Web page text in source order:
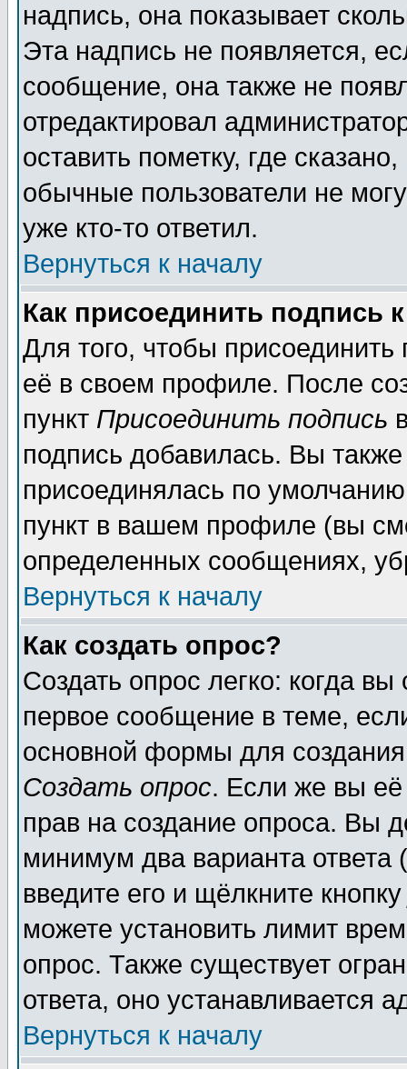
надпись, она показывает
Эта надпись не появляется,
сообщение, она также не
отредактировал
оставить пометку, где
обычные пользователи не
уже кто-то ответил.
Вернуться к началу
Как присоединить подпись
Для того, чтобы
её в своем профиле. После
пункт Присоединить подпись
подпись добавилась. Вы
присоединялась по
пункт в вашем профиле (вы
определенных сообщениях,
Вернуться к началу
Как создать опрос?
Создать опрос легко: когда
первое сообщение в теме,
основной формы для
Создать опрос. Если же вы её
прав на создание опроса. Вы
минимум два варианта ответа
введите его и щёлкните
можете установить лимит
опрос. Также существует
ответа, оно устанавливается
Вернуться к началу